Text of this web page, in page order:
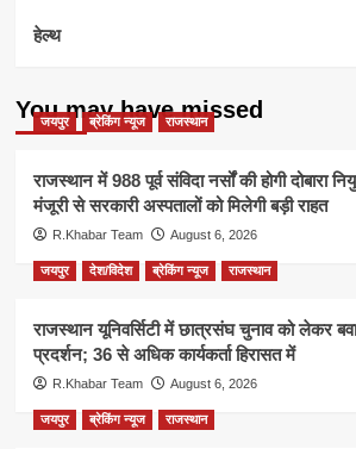
हेल्थ
You may have missed
जयपुर ब्रेकिंग न्यूज राजस्थान
राजस्थान में 988 पूर्व संविदा नर्सों की होगी दोबारा
मंजूरी से सरकारी अस्पतालों को मिलेगी बड़ी राहत
R.Khabar Team August 6, 2026
जयपुर देश/विदेश ब्रेकिंग न्यूज राजस्थान
राजस्थान यूनिवर्सिटी में छात्रसंघ चुनाव को लेकर
प्रदर्शन; 36 से अधिक कार्यकर्ता हिरासत में
R.Khabar Team August 6, 2026
जयपुर ब्रेकिंग न्यूज राजस्थान